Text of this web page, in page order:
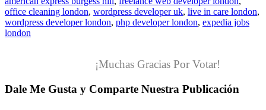
office cleaning london, wordpress developer uk, live in care london,
wordpress developer london, php developer london, expedia jobs
london
¡Muchas Gracias Por Votar!
Dale Me Gusta y Comparte Nuestra Publicación